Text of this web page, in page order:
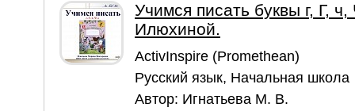
Учимся писать буквы г, Г,
Илюхиной.
ActivInspire (Promethean)
Русский язык, Начальная школа
Автор: Игнатьева М. В.